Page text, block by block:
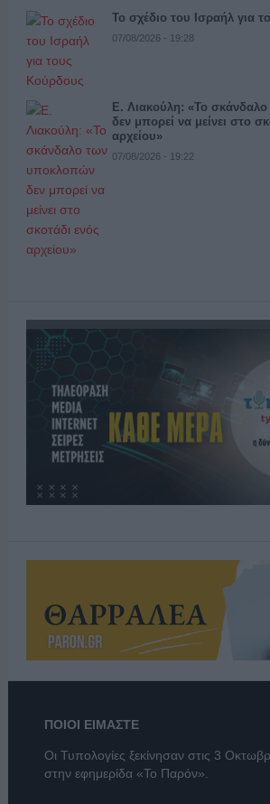
Το σχέδιο του Ισραήλ για
07/08/2026 - 19:28
Ε. Λιακούλη: «Το
δεν μπορεί να μείνει στο
αρχείου»
07/08/2026 - 19:22
ΠΟΙΟΙ ΕΙΜΑΣΤΕ
Οι Τυπολογίες ξεκίνησαν στις 3
στην εφημερίδα «Το Παρόν».